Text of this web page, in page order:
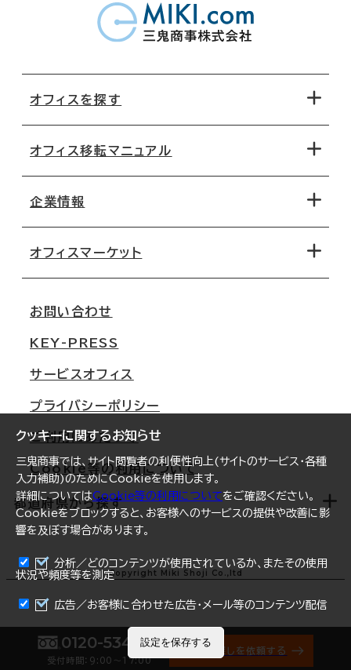
まとめて資料請求
0120-534-011
受付時間：9:00〜17:00
オフィス探しを依頼する
クッキーに関するお知らせ
三鬼商事では、サイト閲覧者の利便性向上(サイトのサービス・各種
入力補助)のためにCookieを使用します。
詳細についてはCookie等の利用についてをご確認ください。
Cookieをブロックすると、お客様へのサービスの提供や改善に影
響を及ぼす場合があります。
分析／どのコンテンツが使用されているか、またその使用
状況や頻度等を測定
広告／お客様に合わせた広告・メール等のコンテンツ配信
設定を保存する
オフィスを探す
地図から探す
路線・駅から探す
オフィス移転マニュアル
移転コストシミュレーション
移転スケジュール
オフィス移転Q&A
企業情報
オフィスマーケット
大阪
名古屋
札幌
仙台
横浜
福岡
オフィスリポート
ログイン
お問い合わせ
KEY-PRESS
サービスオフィス
プライバシーポリシー
ご利用にあたって
Cookie等の利用について
都道府県から探す
北海道
青森県
宮城県
Copyright Miki Shoji Co.,ltd